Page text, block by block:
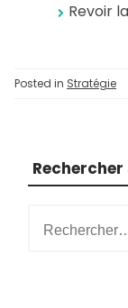
Revoir
Posted in Stratégie